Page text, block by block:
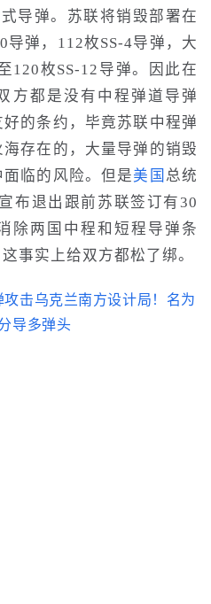
导弹。苏联将销毁部署在
导弹，112枚SS-4导弹，大
120枚SS-12导弹。因此在
方都是没有中程弹道导弹
的条约，毕竟苏联中程弹
存在的，大量导弹的销毁
临的风险。但是美国 总统
布退出跟前苏联签订有30
除两国中程和短程导弹条
事实上给双方都松了绑。